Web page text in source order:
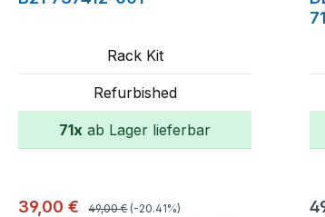
Rack Kit
Refurbished
71x ab Lager lieferbar
Verkaufspreis:
39,00 € Regulärer Preis:
49,00 € (-20.41%)